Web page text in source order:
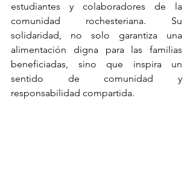
estudiantes y colaboradores de la
comunidad rochesteriana. Su
solidaridad, no solo garantiza una
alimentación digna para las familias
beneficiadas, sino que inspira un
sentido de comunidad y
responsabilidad compartida.